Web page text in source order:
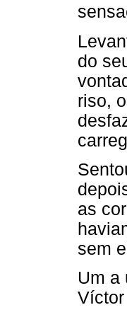
do
riso,
as
sem
Um a